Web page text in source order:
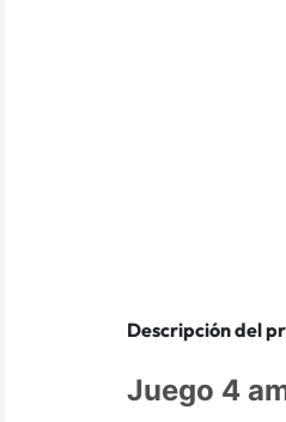
Descripción del
Juego 4